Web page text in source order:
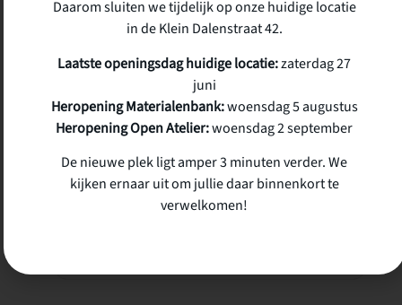
Gegalvaniseerd Staal Profiel (5 x 3 x 400 2mm⌀)
Daarom sluiten we tijdelijk op onze huidige locatie
in de Klein Dalenstraat 42.
Laatste openingsdag huidige locatie:zaterdag 27
juni
Heropening Materialenbank:woensdag 5 augustus
Heropening Open Atelier:woensdag 2 september
De nieuwe plek ligt amper 3 minuten verder. We
kijken ernaar uit om jullie daar binnenkort te
verwelkomen!